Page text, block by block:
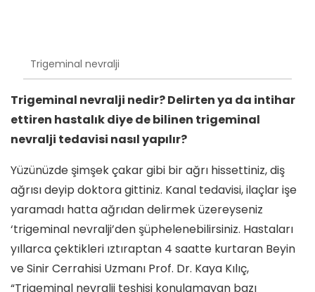
Trigeminal nevralji
Trigeminal nevralji nedir? Delirten ya da intihar
ettiren hastalık diye de bilinen trigeminal
nevralji tedavisi nasıl yapılır?
Yüzünüzde şimşek çakar gibi bir ağrı hissettiniz, diş
ağrısı deyip doktora gittiniz. Kanal tedavisi, ilaçlar işe
yaramadı hatta ağrıdan delirmek üzereyseniz
‘trigeminal nevralji’den şüphelenebilirsiniz. Hastaları
yıllarca çektikleri ıztıraptan 4 saatte kurtaran Beyin
ve Sinir Cerrahisi Uzmanı Prof. Dr. Kaya Kılıç,
“Trigeminal nevralji teşhisi konulamayan bazı